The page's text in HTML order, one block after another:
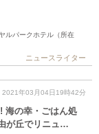
ルパークホテル（所在
ニュースライター
2021年03月04日19時42分
海の幸・ごはん処
が丘でリニュ…